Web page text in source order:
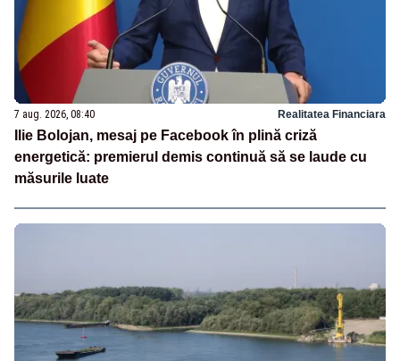
7 aug. 2026, 08:40 Realitatea Financiara
Ilie Bolojan, mesaj pe Facebook în plină criză
energetică: premierul demis continuă să se laude cu
măsurile luate